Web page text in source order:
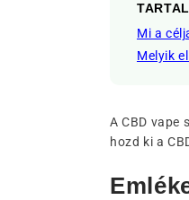
Mi a
Melyik
A CBD vape
hozd ki a